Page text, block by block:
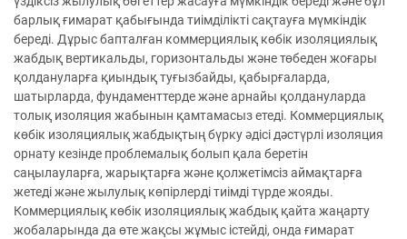
барлық ғимарат қабығында тиімділікті сақтауға мүмкіндік
береді. Дұрыс бапталған коммерциялық көбік изоляциялық
жабдық вертикальды, горизонтальды және төбеден жоғары
қолдануларға қиындық туғызбайды, қабырғаларда,
шатырларда, фундаменттерде және арнайы қолдануларда
толық изоляция жабынын қамтамасыз етеді. Коммерциялық
көбік изоляциялық жабдықтың бүрку әдісі дәстүрлі изоляция
орнату кезінде проблемалық болып қала беретін
саңылауларға, жарықтарға және қолжетімсіз аймақтарға
жетеді және жылулық көпірлерді тиімді түрде жояды.
Коммерциялық көбік изоляциялық жабдық қайта жаңарту
жобаларында да өте жақсы жұмыс істейді, онда ғимарат